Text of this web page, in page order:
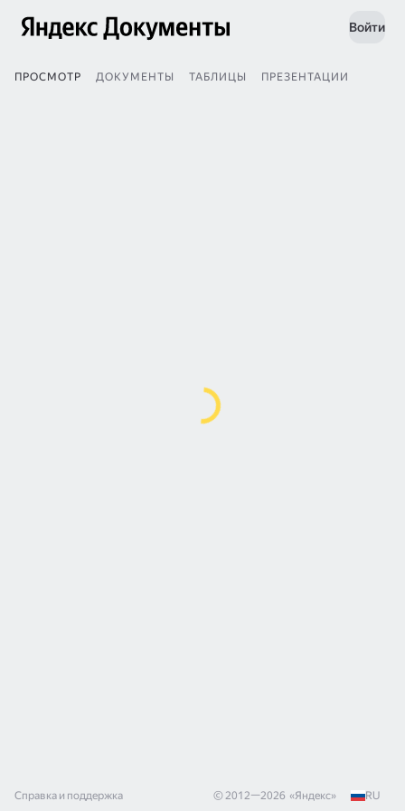
Войти
ПРОСМОТР ДОКУМЕНТЫ ТАБЛИЦЫ ПРЕЗЕНТАЦИИ
Справка и поддержка © 2012—2026 «Яндекс» RU